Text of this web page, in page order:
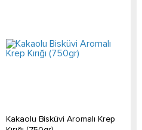
Kakaolu Bisküvi Aromalı Krep